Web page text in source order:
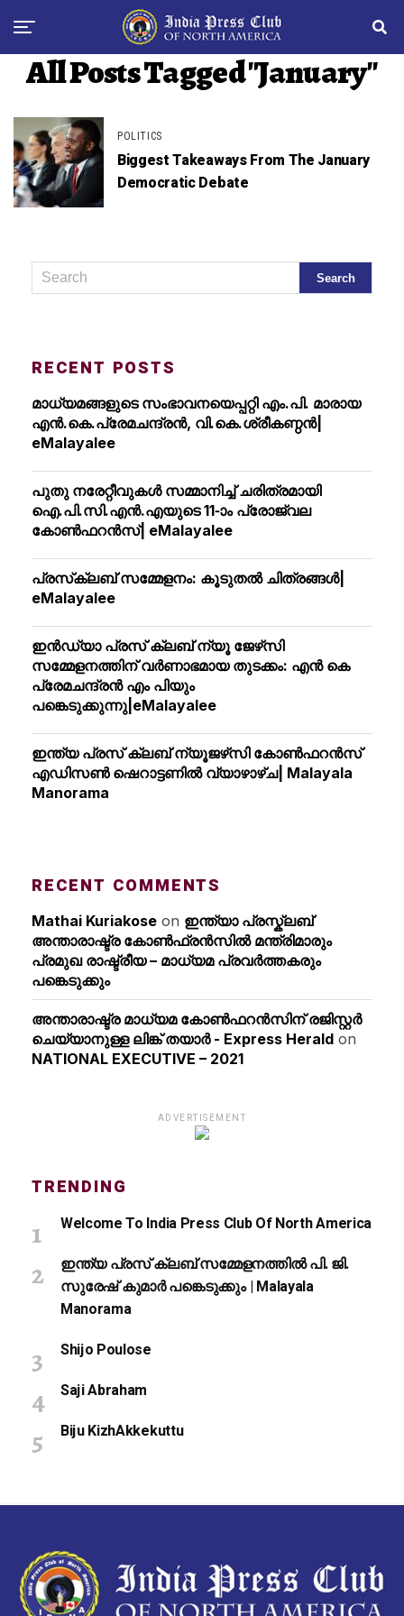
All Posts Tagged "January"
POLITICS
Biggest Takeaways From The January
Democratic Debate
RECENT POSTS
മാധ്യമങ്ങളുടെ സംഭാവനയെപ്പറ്റി എം.പി. മാരായ
എന്‍.കെ.പ്രേമചന്ദ്രന്‍, വി.കെ.ശ്രീകണ്ഠന്‍|
eMalayalee
പുതു നരേറ്റീവുകള്‍ സമ്മാനിച്ച് ചരിത്രമായി
ഐ.പി.സി.എന്‍.എയുടെ 11-ാം പ്രോജ്വല
കോണ്‍ഫറന്‍സ്| eMalayalee
പ്രസ്‌ക്ലബ് സമ്മേളനം: കൂടുതല്‍ ചിത്രങ്ങള്‍|
eMalayalee
ഇൻഡ്യാ പ്രസ് ക്ലബ് ന്യൂ ജേഴ്‌സി
സമ്മേളനത്തിന് വർണാഭമായ തുടക്കം: എൻ കെ
പ്രേമചന്ദ്രൻ എം പിയും
പങ്കെടുക്കുന്നു|eMalayalee
ഇന്ത്യ പ്രസ് ക്ലബ് ന്യൂജഴ്‌സി കോണ്‍ഫറന്‍സ്
എഡിസൺ ഷെറാട്ടണിൽ വ്യാഴാഴ്ച| Malayala
Manorama
RECENT COMMENTS
Mathai Kuriakose on ഇന്ത്യാ പ്രസ്ക്ലബ്
അന്താരാഷ്ട്ര കോൺഫ്രൻസിൽ മന്ത്രിമാരും
പ്രമുഖ രാഷ്ട്രീയ – മാധ്യമ പ്രവർത്തകരും
പങ്കെടുക്കും
അന്താരാഷ്ട്ര മാധ്യമ കോണ്‍ഫറന്‍സിന് രജിസ്റ്റര്‍
ചെയ്യാനുള്ള ലിങ്ക് തയാര്‍ - Express Herald on
NATIONAL EXECUTIVE – 2021
ADVERTISEMENT
TRENDING
Welcome To India Press Club Of North America
ഇന്ത്യ പ്രസ് ക്ലബ് സമ്മേളനത്തിൽ പി. ജി.
സുരേഷ് കുമാർ പങ്കെടുക്കും | Malayala
Manorama
Shijo Poulose
Saji Abraham
Biju KizhAkkekuttu